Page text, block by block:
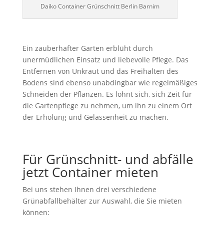
Daiko Container Grünschnitt Berlin Barnim
Ein zauberhafter Garten erblüht durch
unermüdlichen Einsatz und liebevolle Pflege. Das
Entfernen von Unkraut und das Freihalten des
Bodens sind ebenso unabdingbar wie regelmäßiges
Schneiden der Pflanzen. Es lohnt sich, sich Zeit für
die Gartenpflege zu nehmen, um ihn zu einem Ort
der Erholung und Gelassenheit zu machen.
Für Grünschnitt- und abfälle
jetzt Container mieten
Bei uns stehen Ihnen drei verschiedene
Grünabfallbehälter zur Auswahl, die Sie mieten
können: